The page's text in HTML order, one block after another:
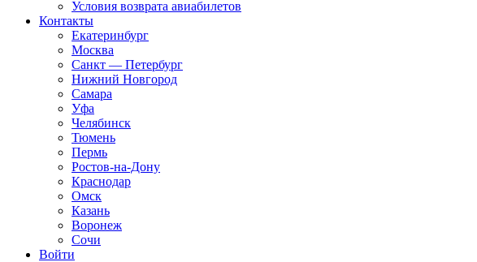
Условия возврата авиабилетов
Контакты
Екатеринбург
Москва
Санкт — Петербург
Нижний Новгород
Самара
Уфа
Челябинск
Тюмень
Пермь
Ростов-на-Дону
Краснодар
Омск
Казань
Воронеж
Сочи
Войти